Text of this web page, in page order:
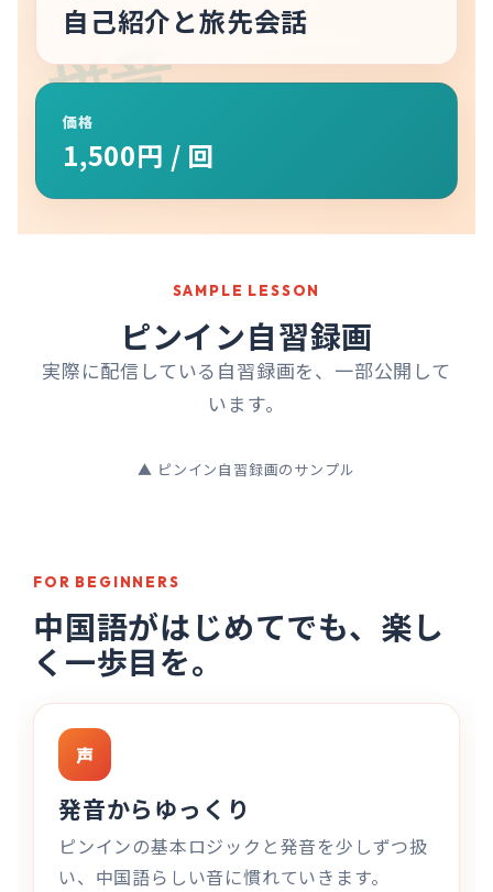
拼音
自己紹介と旅先会話
価格
1,500円 / 回
SAMPLE LESSON
ピンイン自習録画
実際に配信している自習録画を、一部公開して
います。
▲ ピンイン自習録画のサンプル
FOR BEGINNERS
中国語がはじめてでも、楽し
く一歩目を。
声
発音からゆっくり
ピンインの基本ロジックと発音を少しずつ扱
い、中国語らしい音に慣れていきます。